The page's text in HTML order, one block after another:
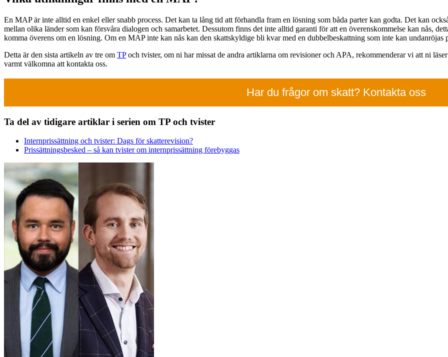
En MAP är inte alltid en enkel eller snabb process. Det kan ta lång tid att förhandla fram en lösning som båda parter kan godta. Det kan
mellan olika länder som kan försvåra dialogen och samarbetet. Dessutom finns det inte alltid garanti för att en överenskommelse kan nås,
komma överens om en lösning. Om en MAP inte kan nås kan den skattskyldige bli kvar med en dubbelbeskattning som inte kan undanröjas
Detta är den sista artikeln av tre om TPoch tvister, om ni har missat de andra artiklarna om revisioner och APA, rekommenderar vi att ni
varmt välkomna att kontakta oss.
Har du frågor om skatt? Kontakta oss
Ta del av tidigare artiklar i serien om TP och tvister
Internprissättning och tvister: Dags för skatterevision?
Prissättningsbesked – så kan tvister om internprissättning förebyggas